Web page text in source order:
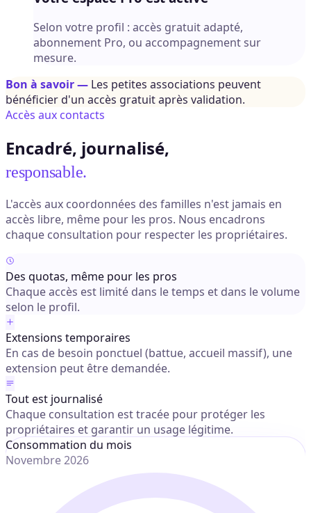
Selon votre profil : accès gratuit adapté,
abonnement Pro, ou accompagnement sur
mesure.
Bon à savoir — Les petites associations peuvent
bénéficier d'un accès gratuit après validation.
Accès aux contacts
Encadré, journalisé,
responsable.
L'accès aux coordonnées des familles n'est jamais en
accès libre, même pour les pros. Nous encadrons
chaque consultation pour respecter les propriétaires.
Des quotas, même pour les pros
Chaque accès est limité dans le temps et dans le volume
selon le profil.
Extensions temporaires
En cas de besoin ponctuel (battue, accueil massif), une
extension peut être demandée.
Tout est journalisé
Chaque consultation est tracée pour protéger les
propriétaires et garantir un usage légitime.
Consommation du mois
Novembre 2026